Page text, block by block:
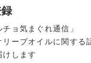
ョ気まぐれ通信」
ーブオイルに関する
けします